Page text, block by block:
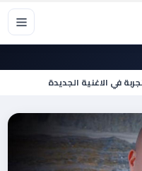
في الاغنية الجديدة